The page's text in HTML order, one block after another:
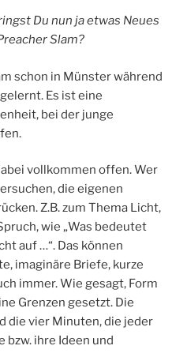
Du nun ja etwas Neues
Slam?
schon in Münster während
Es ist eine
bei der junge
vollkommen offen. Wer
die eigenen
Z.B. zum Thema Licht,
wie „Was bedeutet
auf …“. Das können
imaginäre Briefe, kurze
immer. Wie gesagt, Form
Grenzen gesetzt. Die
die vier Minuten, die jeder
bzw. ihre Ideen und